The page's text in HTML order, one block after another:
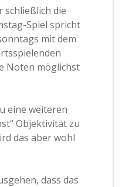
schließlich die
Spiel spricht
mit dem
Noten möglichst
eine weiteren
Objektivität zu
das aber wohl
dass das